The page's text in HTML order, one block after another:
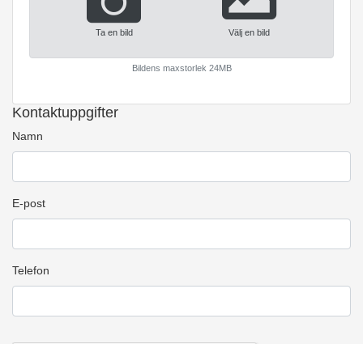
Ta en bild Välj en bild
Bildens maxstorlek 24MB
Kontaktuppgifter
Namn
E-post
Telefon